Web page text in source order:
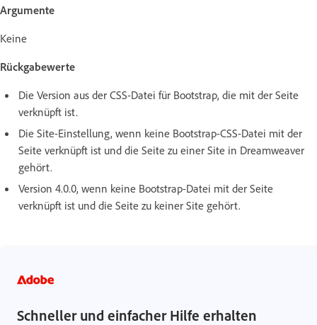
Argumente
Keine
Rückgabewerte
Die Version aus der CSS-Datei für Bootstrap, die mit der Seite
verknüpft ist.
Die Site-Einstellung, wenn keine Bootstrap-CSS-Datei mit der
Seite verknüpft ist und die Seite zu einer Site in Dreamweaver
gehört.
Version 4.0.0, wenn keine Bootstrap-Datei mit der Seite
verknüpft ist und die Seite zu keiner Site gehört.
Schneller und einfacher Hilfe erhalten